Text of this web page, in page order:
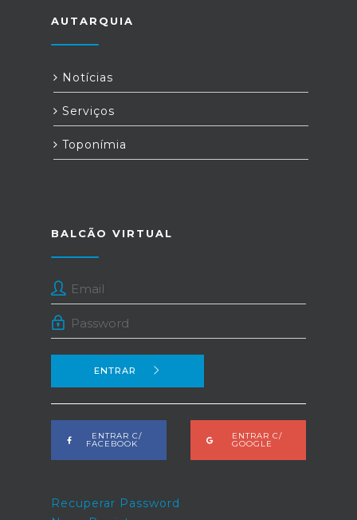
AUTARQUIA
Notícias
Serviços
Toponímia
BALCÃO VIRTUAL
ENTRAR
ENTRAR C/
FACEBOOK
ENTRAR C/
GOOGLE
Recuperar Password